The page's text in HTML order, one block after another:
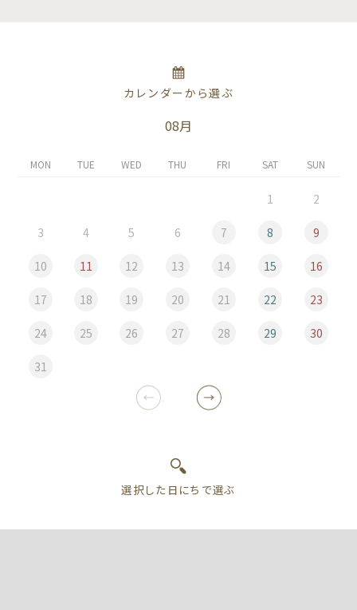
カレンダーから選ぶ
08月
MON TUE WED THU FRI SAT SUN
1 2
3 4 5 6 7 8 9
10 11 12 13 14 15 16
17 18 19 20 21 22 23
24 25 26 27 28 29 30
31